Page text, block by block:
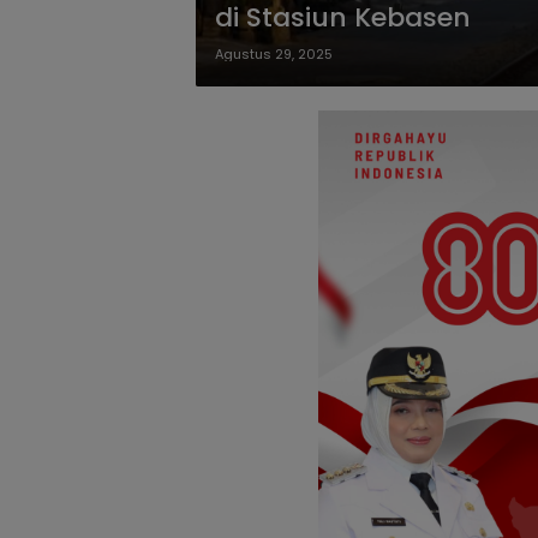
di Stasiun Kebasen
Agustus 29, 2025